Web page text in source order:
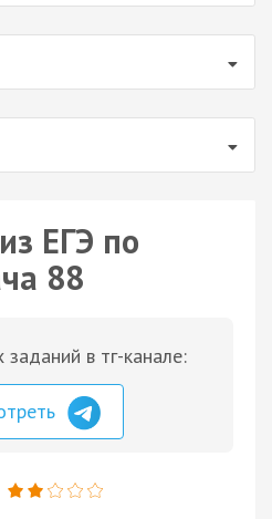
ЕГЭ по
88
в тг-канале: